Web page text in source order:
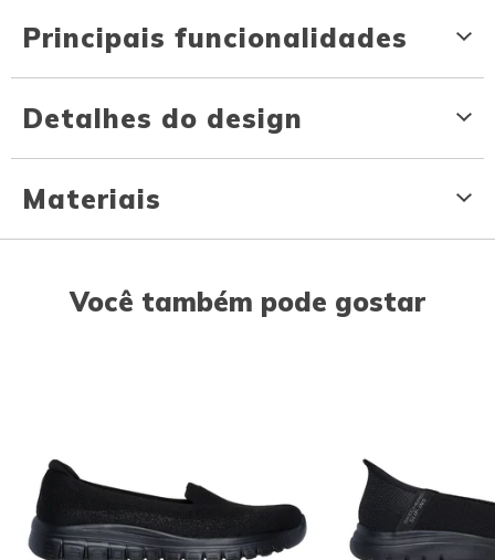
Principais funcionalidades
Detalhes do design
Materiais
Você também pode gostar